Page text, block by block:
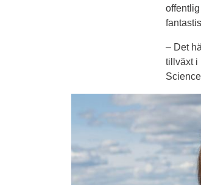
– Det
tillväxt i